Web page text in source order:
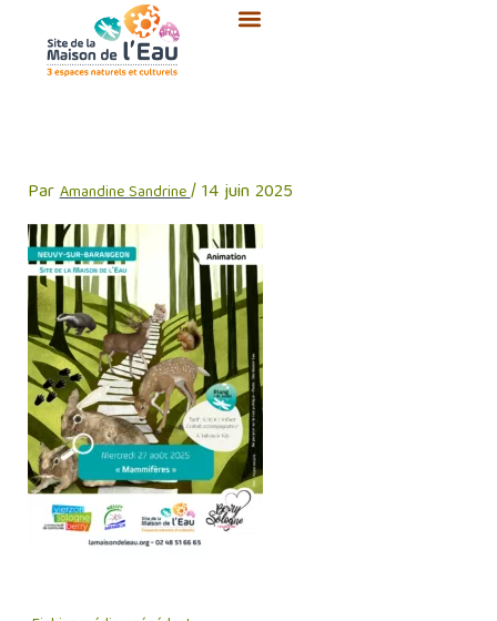
contenu
ParAmandine Sandrine/14 juin 2025